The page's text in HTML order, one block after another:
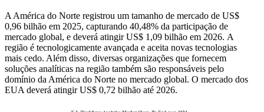
A América do Norte registrou um tamanho de mercado de US$
0,96 bilhão em 2025, capturando 40,48% da participação de
mercado global, e deverá atingir US$ 1,09 bilhão em 2026. A
região é tecnologicamente avançada e aceita novas tecnologias
mais cedo. Além disso, diversas organizações que fornecem
soluções analíticas na região também são responsáveis ​​pelo
domínio da América do Norte no mercado global. O mercado dos
EUA deverá atingir US$ 0,72 bilhão até 2026.